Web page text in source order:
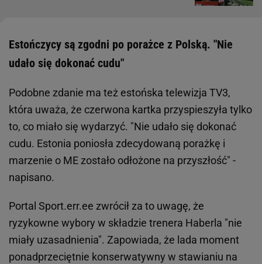
Estończycy są zgodni po porażce z Polską. "Nie
udało się dokonać cudu"
Podobne zdanie ma też estońska telewizja TV3,
która uważa, że czerwona kartka przyspieszyła tylko
to, co miało się wydarzyć. "Nie udało się dokonać
cudu. Estonia poniosła zdecydowaną porażkę i
marzenie o ME zostało odłożone na przyszłość" -
napisano.
Portal Sport.err.ee zwrócił za to uwagę, że
ryzykowne wybory w składzie trenera Haberla "nie
miały uzasadnienia". Zapowiada, że lada moment
ponadprzeciętnie konserwatywny w stawianiu na